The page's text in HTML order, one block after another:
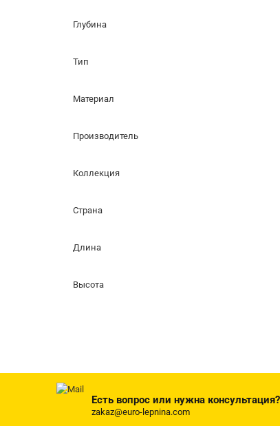
Глубина
Тип
Материал
Производитель
Коллекция
Страна
Длина
Высота
Есть вопрос или нужна консультация?
zakaz@euro-lepnina.com